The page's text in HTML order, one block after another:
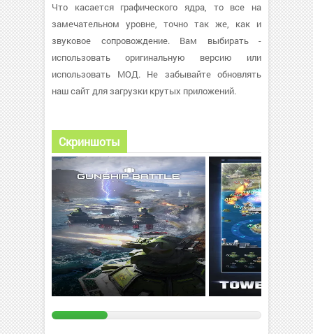
Что касается графического ядра, то все на
замечательном уровне, точно так же, как и
звуковое сопровождение. Вам выбирать -
использовать оригинальную версию или
использовать МОД. Не забывайте обновлять
наш сайт для загрузки крутых приложений.
Скриншоты